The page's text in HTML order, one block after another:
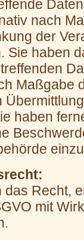
nach
der
Sie haben
Maßgabe
haben
das Recht,
mit